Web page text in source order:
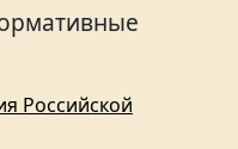
Российской